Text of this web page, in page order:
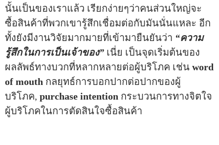
นั้นเป็นของเราแล้ว เรียกง่ายๆว่าคนส่วนใหญ่จะ
ซื้อสินค้าที่พวกเขารู้สึกเชื่อมต่อกับมันนั่นแหละ อีก
ทั้งยังมีงานวิจัยมากมายที่เข้ามายืนยันว่า “ความ
รู้สึกในการเป็นเจ้าของ” เนี่ย เป็นจุดเริ่มต้นของ
ผลลัพธ์ทางบวกที่หลากหลายต่อผู้บริโภค เช่น word
of mouth กลยุทธ์การบอกปากต่อปากของผู้
บริโภค, purchase intention กระบวนการทางจิตใจ
ผู้บริโภคในการตัดสินใจซื้อสินค้า